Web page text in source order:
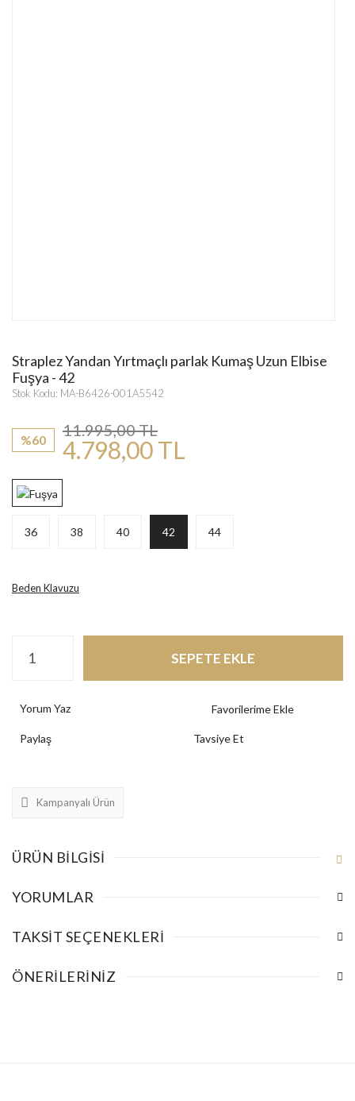
Straplez Yandan Yırtmaçlı parlak Kumaş Uzun Elbise
Fuşya - 42
Stok Kodu: MA-B6426-001A5542
%60
11.995,00 TL
4.798,00 TL
36 38 40 42 44
Beden Klavuzu
SEPETE EKLE
Yorum Yaz
Paylaş Tavsiye Et
Kampanyalı Ürün
ÜRÜN BILGISI
YORUMLAR
TAKSIT SEÇENEKLERI
ÖNERILERINIZ